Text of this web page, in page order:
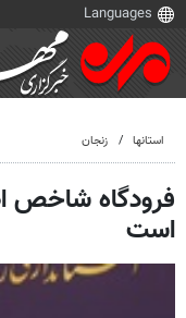
استانها زنجان
فرودگاه شاخص
است